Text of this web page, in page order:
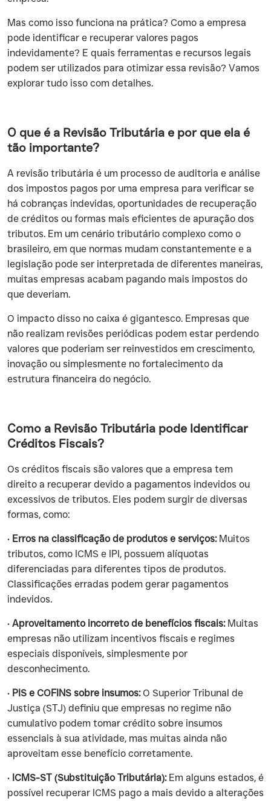
Mas como isso funciona na prática? Como a empresa
pode identificar e recuperar valores pagos
indevidamente? E quais ferramentas e recursos legais
podem ser utilizados para otimizar essa revisão? Vamos
explorar tudo isso com detalhes.
O que é a Revisão Tributária e por que ela é
tão importante?
A revisão tributária é um processo de auditoria e análise
dos impostos pagos por uma empresa para verificar se
há cobranças indevidas, oportunidades de recuperação
de créditos ou formas mais eficientes de apuração dos
tributos. Em um cenário tributário complexo como o
brasileiro, em que normas mudam constantemente e a
legislação pode ser interpretada de diferentes maneiras,
muitas empresas acabam pagando mais impostos do
que deveriam.
O impacto disso no caixa é gigantesco. Empresas que
não realizam revisões periódicas podem estar perdendo
valores que poderiam ser reinvestidos em crescimento,
inovação ou simplesmente no fortalecimento da
estrutura financeira do negócio.
Como a Revisão Tributária pode Identificar
Créditos Fiscais?
Os créditos fiscais são valores que a empresa tem
direito a recuperar devido a pagamentos indevidos ou
excessivos de tributos. Eles podem surgir de diversas
formas, como:
• Erros na classificação de produtos e serviços:Muitos
tributos, como ICMS e IPI, possuem alíquotas
diferenciadas para diferentes tipos de produtos.
Classificações erradas podem gerar pagamentos
indevidos.
• Aproveitamento incorreto de benefícios fiscais:Muitas
empresas não utilizam incentivos fiscais e regimes
especiais disponíveis, simplesmente por
desconhecimento.
• PIS e COFINS sobre insumos:O Superior Tribunal de
Justiça (STJ) definiu que empresas no regime não
cumulativo podem tomar crédito sobre insumos
essenciais à sua atividade, mas muitas ainda não
aproveitam esse benefício corretamente.
• ICMS-ST (Substituição Tributária): Em alguns estados, é
possível recuperar ICMS pago a mais devido a alterações